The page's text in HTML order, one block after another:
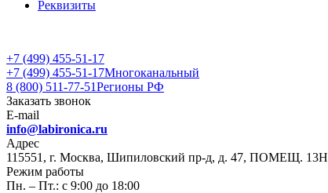
Реквизиты
+7 (499) 455-51-17
+7 (499) 455-51-17Многоканальный
8 (800) 511-77-51Регионы РФ
Заказать звонок
E-mail
info@labironica.ru
Адрес
115551, г. Москва, Шипиловский пр-д, д. 47, ПОМЕЩ. 13Н
Режим работы
Пн. – Пт.: с 9:00 до 18:00